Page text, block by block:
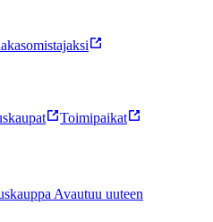
Toimipaikat
Avautuu uuteen